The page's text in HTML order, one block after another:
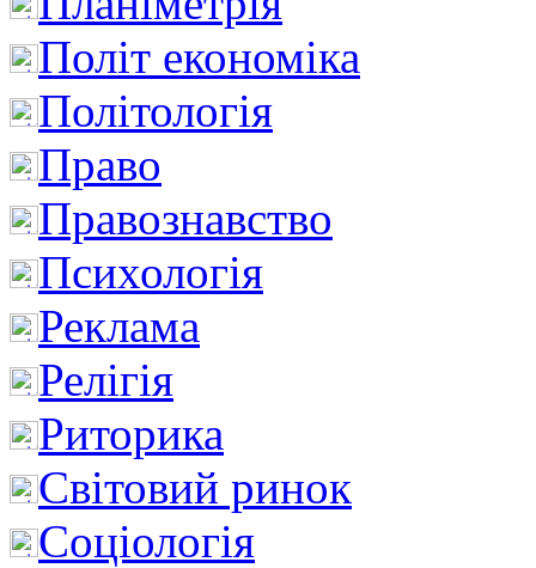
Політ економіка
Політологія
Право
Правознавство
Психологія
Реклама
Релігія
Риторика
Світовий ринок
Соціологія